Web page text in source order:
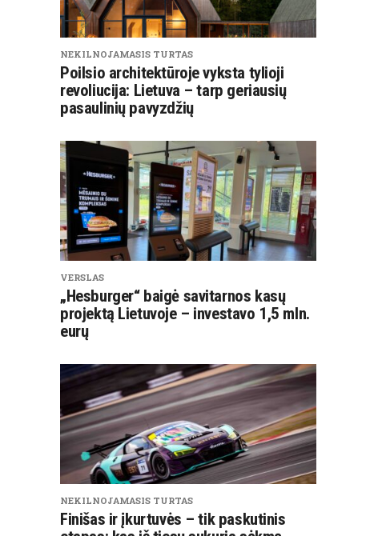
NEKILNOJAMASIS TURTAS
Poilsio architektūroje vyksta tylioji
revoliucija: Lietuva – tarp geriausių
pasaulinių pavyzdžių
VERSLAS
„Hesburger“ baigė savitarnos kasų
projektą Lietuvoje – investavo 1,5 mln.
eurų
NEKILNOJAMASIS TURTAS
Finišas ir įkurtuvės – tik paskutinis